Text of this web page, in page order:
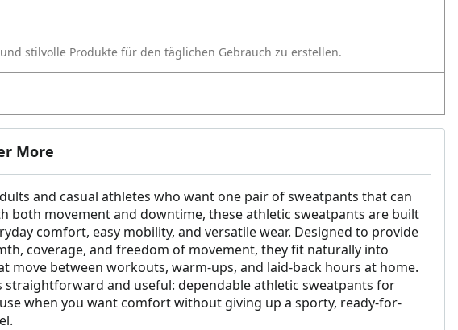
stilvolle Produkte für den täglichen Gebrauch zu erstellen.
More
and casual athletes who want one pair of sweatpants that can
both movement and downtime, these athletic sweatpants are built
comfort, easy mobility, and versatile wear. Designed to provide
coverage, and freedom of movement, they fit naturally into
move between workouts, warm-ups, and laid-back hours at home.
straightforward and useful: dependable athletic sweatpants for
when you want comfort without giving up a sporty, ready-for-